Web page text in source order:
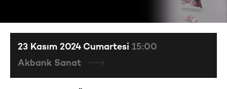
23 Kasım 2024 Cumartesi 15:00
Akbank Sanat